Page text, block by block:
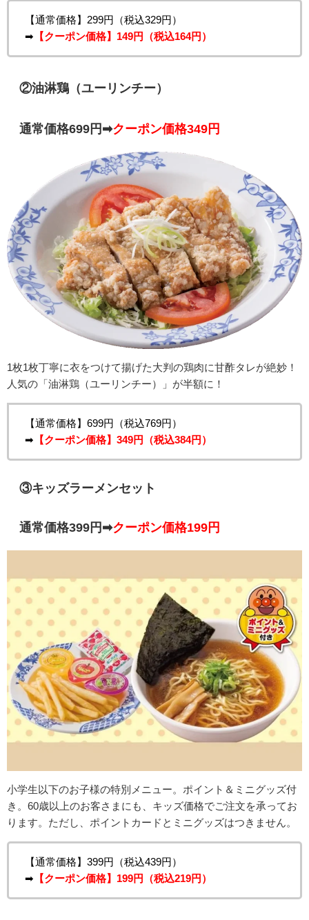
【通常価格】299円（税込329円）
➡ 【クーポン価格】149円（税込164円）
②油淋鶏（ユーリンチー）
通常価格699円➡クーポン価格349円
1枚1枚丁寧に衣をつけて揚げた大判の鶏肉に甘酢タレが絶妙！
人気の「油淋鶏（ユーリンチー）」が半額に！
【通常価格】699円（税込769円）
➡ 【クーポン価格】349円（税込384円）
③キッズラーメンセット
通常価格399円➡クーポン価格199円
小学生以下のお子様の特別メニュー。ポイント＆ミニグッズ付
き。60歳以上のお客さまにも、キッズ価格でご注文を承ってお
ります。ただし、ポイントカードとミニグッズはつきません。
【通常価格】399円（税込439円）
➡ 【クーポン価格】199円（税込219円）